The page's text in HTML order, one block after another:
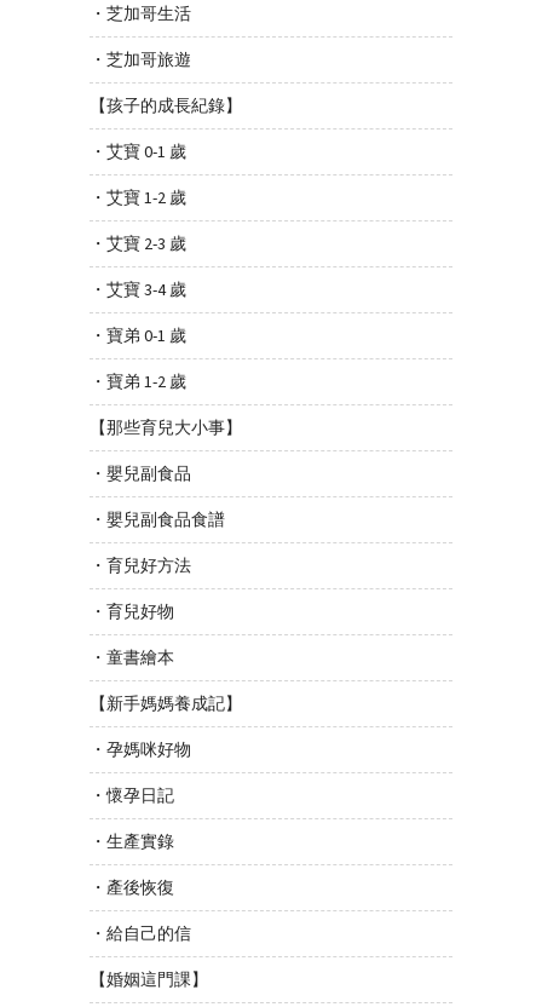
・芝加哥生活
・芝加哥旅遊
【孩子的成長紀錄】
・艾寶 0-1 歲
・艾寶 1-2 歲
・艾寶 2-3 歲
・艾寶 3-4 歲
・寶弟 0-1 歲
・寶弟 1-2 歲
【那些育兒大小事】
・嬰兒副食品
・嬰兒副食品食譜
・育兒好方法
・育兒好物
・童書繪本
【新手媽媽養成記】
・孕媽咪好物
・懷孕日記
・生產實錄
・產後恢復
・給自己的信
【婚姻這門課】